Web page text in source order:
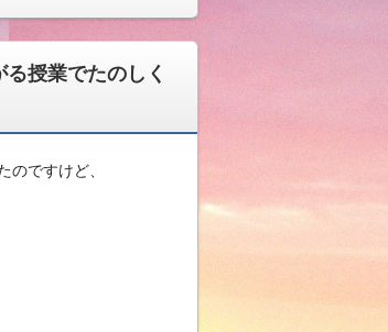
授業でたのしく
のですけど、